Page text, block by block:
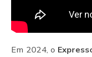
Em 2024, o